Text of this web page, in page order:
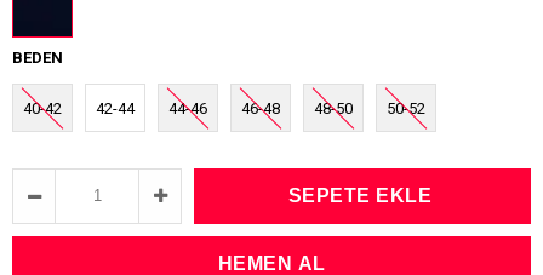
BEDEN
40-42 42-44 44-46 46-48 48-50 50-52